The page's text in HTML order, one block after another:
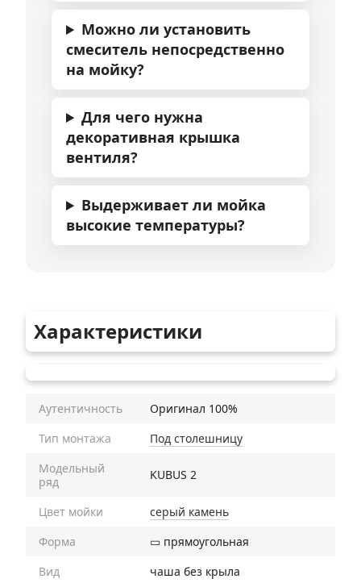
Можно ли установить
смеситель непосредственно
на мойку?
Для чего нужна
декоративная крышка
вентиля?
Выдерживает ли мойка
высокие температуры?
Характеристики
Аутентичность
Оригинал 100%
Тип монтажа
Под столешницу
Модельный
ряд
KUBUS 2
Цвет мойки
серый камень
Форма
▭ прямоугольная
Вид
чаша без крыла